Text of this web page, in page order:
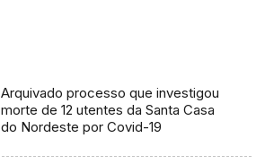
Arquivado processo que investigou
morte de 12 utentes da Santa Casa
do Nordeste por Covid-19